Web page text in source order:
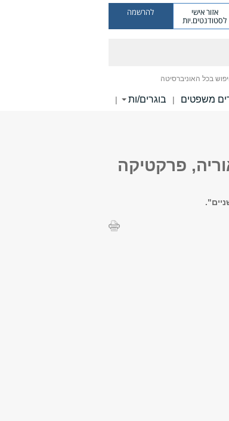
אזור אישי
לסטודנטים.יות
להרשמה
בכל האוניברסיטה
משפטים | בוגרים/ות |
פרקטיקה